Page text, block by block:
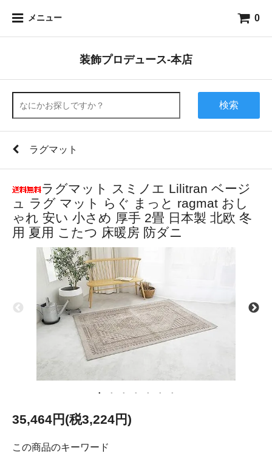
メニュー 0
装飾プロデュース-本店
検索
ラグマット
ラグマット スミノエ Lilitran ベージ
ュ ラグ マット らぐ まっと ragmat おし
ゃれ 安い 小さめ 厚手 2畳 日本製 北欧 冬
用 夏用 こたつ 床暖房 防ダニ
35,464円(税3,224円)
この商品のキーワード